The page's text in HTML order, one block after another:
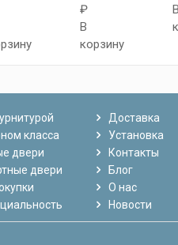
₽
В
корзину
В
класса
двери
двери
Доставка
Установка
Контакты
Блог
О нас
Новости